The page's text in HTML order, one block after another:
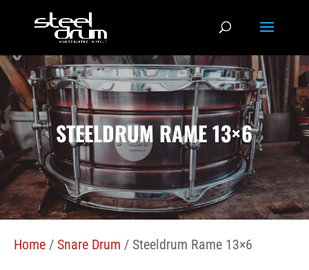
STEELDRUM RAME 13×6
Home / Snare Drum / Steeldrum Rame 13×6